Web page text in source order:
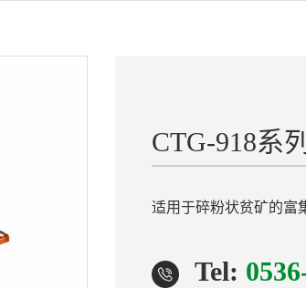
CTG-918系
适用于碎粉状贫矿的富
Tel: